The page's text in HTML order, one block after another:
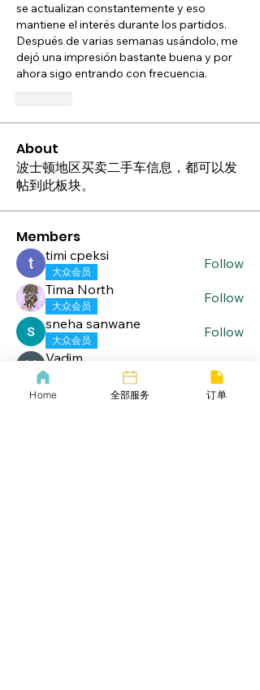
se actualizan constantemente y eso
mantiene el interés durante los partidos.
Después de varias semanas usándolo, me
dejó una impresión bastante buena y por
ahora sigo entrando con frecuencia.
About
波士顿地区买卖二手车信息，都可以发
帖到此板块。
Members
timi cpeksi
大众会员
Follow
Tima North
大众会员
Follow
sneha sanwane
大众会员
Follow
Vadim
Follow
John Wick
Follow
Home 全部服务 订单